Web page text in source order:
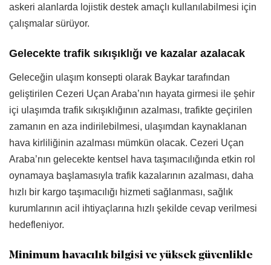
askeri alanlarda lojistik destek amaçlı kullanılabilmesi için
çalışmalar sürüyor.
Gelecekte trafik sıkışıklığı ve kazalar azalacak
Geleceğin ulaşım konsepti olarak Baykar tarafından
geliştirilen Cezeri Uçan Araba’nın hayata girmesi ile şehir
içi ulaşımda trafik sıkışıklığının azalması, trafikte geçirilen
zamanın en aza indirilebilmesi, ulaşımdan kaynaklanan
hava kirliliğinin azalması mümkün olacak. Cezeri Uçan
Araba’nın gelecekte kentsel hava taşımacılığında etkin rol
oynamaya başlamasıyla trafik kazalarının azalması, daha
hızlı bir kargo taşımacılığı hizmeti sağlanması, sağlık
kurumlarının acil ihtiyaçlarına hızlı şekilde cevap verilmesi
hedefleniyor.
Minimum havacılık bilgisi ve yüksek güvenlikle